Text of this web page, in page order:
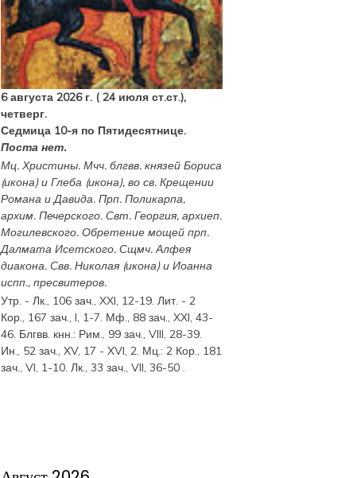
6 августа 2026 г. ( 24 июля ст.ст.),
четверг.
Седмица 10-я по Пятидесятнице.
Поста нет.
Мц.Христины. Мчч. блгвв. князейБориса
(икона) иГлеба (икона), во св. Крещении
Романа и Давида. Прп.Поликарпа,
архим. Печерского. Свт.Георгия, архиеп.
Могилевского. Обретение мощей прп.
Далмата Исетского. Сщмч.Алфея
диакона. Свв.Николая (икона) иИоанна
испп., пресвитеров.
Утр. -Лк., 106 зач., XXI, 12-19. Лит. -2
Кор., 167 зач., I, 1-7. Мф., 88 зач., XXI, 43-
46. Блгвв. кнн.: Рим., 99 зач., VIII, 28-39.
Ин., 52 зач., XV, 17 - XVI, 2. Мц.:2 Кор., 181
зач., VI, 1-10. Лк., 33 зач., VII, 36-50 .